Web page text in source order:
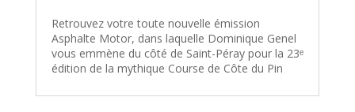
Retrouvez votre toute nouvelle émission
Asphalte Motor, dans laquelle Dominique Genel
vous emmène du côté de Saint-Péray pour la 23ᵉ
édition de la mythique Course de Côte du Pin